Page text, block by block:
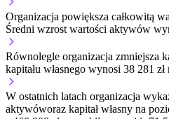
Organizacja powiększa całkowitą
Średni wzrost wartości aktywów
Równolegle organizacja zmniejsza
kapitału własnego wynosi 38 281 zł
W ostatnich latach organizacja
aktywóworaz kapitał własny na